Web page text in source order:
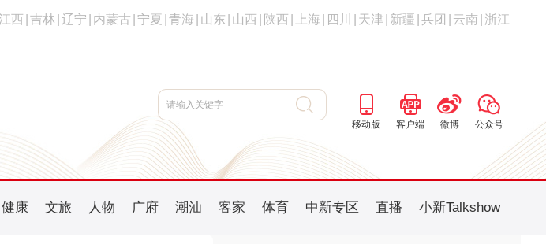
西 吉林 辽宁 内蒙古 宁夏 青海 山东 山西 陕西 上海 四川 天津 新疆 兵团 云南 浙江
移动版 客户端 微博 公众号
健康 文旅 人物 广府 潮汕 客家 体育 中新专区 直播 小新Talkshow